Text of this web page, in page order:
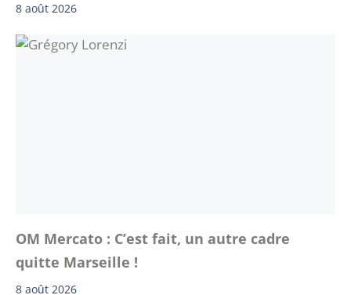
8 août 2026
OM Mercato : C’est fait, un autre cadre
quitte Marseille !
8 août 2026